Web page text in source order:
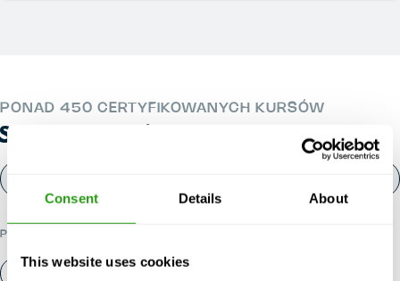
Consent Details About
This website uses cookies
PONAD 450 CERTYFIKOWANYCH KURSÓW
SZUKAJ KURSÓW
POPULARNE KATEGORIE